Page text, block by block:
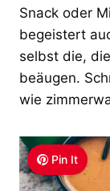
Snack oder
begeistert
selbst die,
beäugen.
wie
Pin It